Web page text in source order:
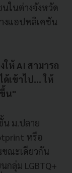
ในต่างจังหวัด
งแอปพลิเคชัน
ให้ AI สามารถ
เข้าไป... ให้
น"
น ม.ปลาย
หรือ
ณะเดียวกัน
กลุ่ม LGBTQ+